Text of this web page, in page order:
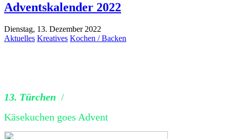
Adventskalender 2022
Dienstag, 13. Dezember 2022
Aktuelles Kreatives Kochen / Backen
13. Türchen /
Käsekuchen goes Advent